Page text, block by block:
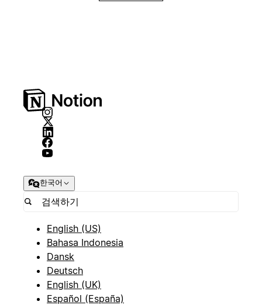
한국어
English (US)
Bahasa Indonesia
Dansk
Deutsch
English (UK)
Español (España)